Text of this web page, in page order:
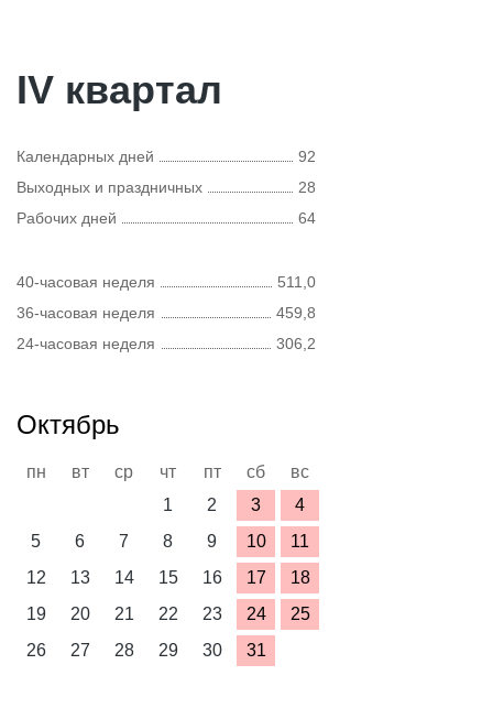
IV квартал
Календарных дней
92
Выходных и праздничных
28
Рабочих дней
64
40-часовая неделя
511,0
36-часовая неделя
459,8
24-часовая неделя
306,2
Октябрь
пн вт ср чт пт сб
вс
1
2 3
4
5
6 7 8 9 10
11
12
13 14 15 16 17
18
19
20 21 22 23 24
25
26
27 28 29 30 31